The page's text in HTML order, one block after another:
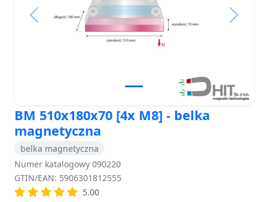
Previous Next
BM 510x180x70 [4x M8] - belka
magnetyczna
belka magnetyczna
Numer katalogowy 090220
GTIN/EAN: 5906301812555
5.00